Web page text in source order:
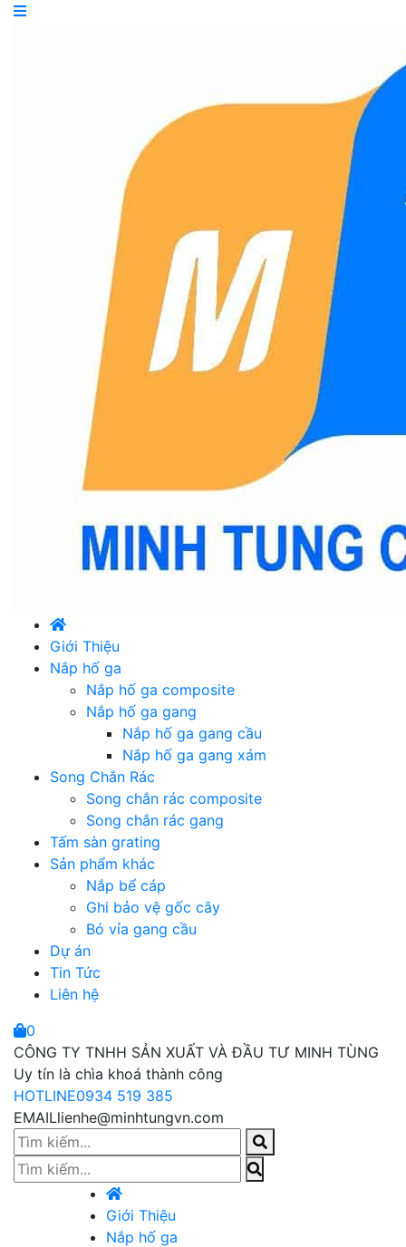
Giới Thiệu
Nắp hố ga
Nắp hố ga composite
Nắp hố ga gang
Nắp hố ga gang cầu
Nắp hố ga gang xám
Song Chắn Rác
Song chắn rác composite
Song chắn rác gang
Tấm sàn grating
Sản phẩm khác
Nắp bể cáp
Ghi bảo vệ gốc cây
Bó vỉa gang cầu
Dự án
Tin Tức
Liên hệ
0
CÔNG TY TNHH SẢN XUẤT VÀ ĐẦU TƯ MINH TÙNG
Uy tín là chìa khoá thành công
HOTLINE0934 519 385
EMAILlienhe@minhtungvn.com
Giới Thiệu
Nắp hố ga